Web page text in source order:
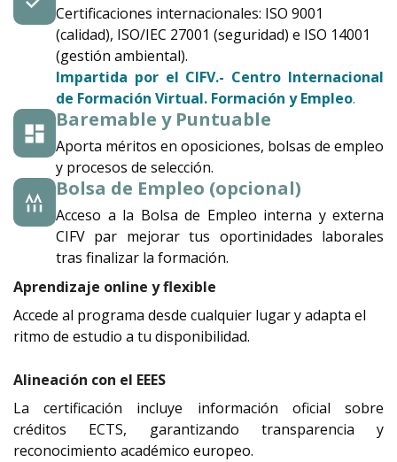
Certificaciones internacionales: ISO 9001
(calidad), ISO/IEC 27001 (seguridad) e ISO 14001
(gestión ambiental).
Impartida por el CIFV.- Centro Internacional
de Formación Virtual. Formación y Empleo.
Baremable y Puntuable
Aporta méritos en oposiciones, bolsas de empleo
y procesos de selección.
Bolsa de Empleo (opcional)
Acceso a la Bolsa de Empleo interna y externa
CIFV par mejorar tus oportinidades laborales
tras finalizar la formación.
Aprendizaje online y flexible
Accede al programa desde cualquier lugar y adapta el
ritmo de estudio a tu disponibilidad.
Alineación con el EEES
La certificación incluye información oficial sobre
créditos ECTS, garantizando transparencia y
reconocimiento académico europeo.